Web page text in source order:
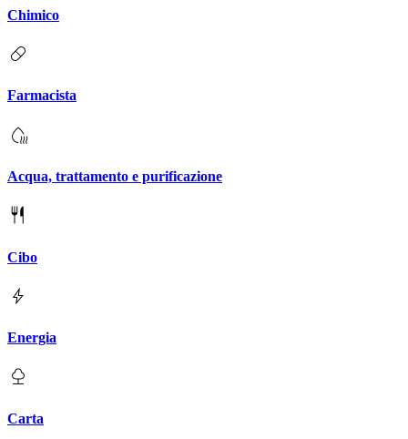
Chimico
Farmacista
Acqua, trattamento e purificazione
Cibo
Energia
Carta